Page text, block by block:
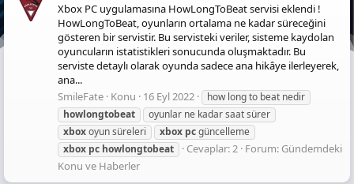
Xbox PC uygulamasına HowLongToBeat servisi eklendi !
HowLongToBeat, oyunların ortalama ne kadar süreceğini
gösteren bir servistir. Bu servisteki veriler, sisteme kaydolan
oyuncuların istatistikleri sonucunda oluşmaktadır. Bu
serviste detaylı olarak oyunda sadece ana hikâye ilerleyerek,
ana...
SmileFate Konu 16 Eyl 2022
how long to beat nedir
howlongtobeat
oyunlar ne kadar saat sürer
xboxoyun süreleri xbox pcgüncelleme
xbox pc howlongtobeat Cevaplar: 2 Forum: Gündemdeki
Konu ve Haberler